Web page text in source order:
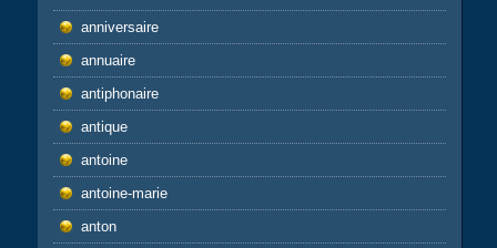
anniversaire
annuaire
antiphonaire
antique
antoine
antoine-marie
anton